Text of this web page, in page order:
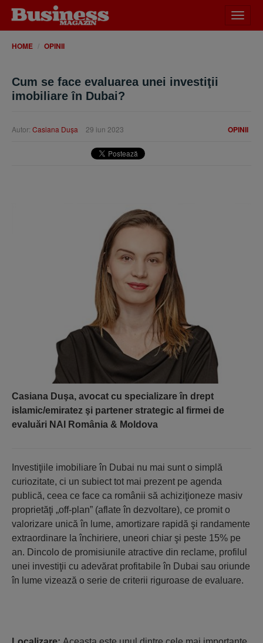
meniu
HOME OPINII
Cum se face evaluarea unei investiţii
imobiliare în Dubai?
OPINII
Autor: Casiana Duşa 29 iun 2023
Casiana Duşa, avocat cu specializare în drept
islamic/emiratez şi partener strategic al firmei de
evaluări NAI România & Moldova
Investiţiile imobiliare în Dubai nu mai sunt o simplă
curiozitate, ci un subiect tot mai prezent pe agenda
publică, ceea ce face ca românii să achiziţioneze masiv
proprietăţi „off-plan” (aflate în dezvoltare), ce promit o
valorizare unică în lume, amortizare rapidă şi randamente
extraordinare la închiriere, uneori chiar şi peste 15% pe
an. Dincolo de promisiunile atractive din reclame, profilul
unei investiţii cu adevărat profitabile în Dubai sau oriunde
în lume vizează o serie de criterii riguroase de evaluare.